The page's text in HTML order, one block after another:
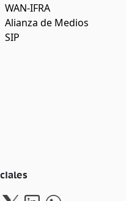
WAN-IFRA
Alianza de Medios
SIP